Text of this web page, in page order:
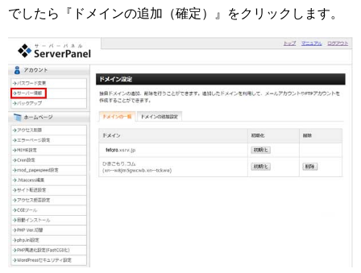
でしたら『ドメインの追加（確定）』をクリックします。